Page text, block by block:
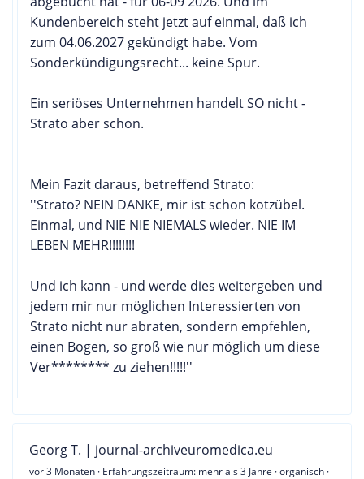
Kundenbereich steht jetzt auf einmal, daß ich
zum 04.06.2027 gekündigt habe. Vom
Sonderkündigungsrecht... keine Spur.
Ein seriöses Unternehmen handelt SO nicht -
Strato aber schon.
Mein Fazit daraus, betreffend Strato:
''Strato? NEIN DANKE, mir ist schon kotzübel.
Einmal, und NIE NIE NIEMALS wieder. NIE IM
LEBEN MEHR!!!!!!!!
Und ich kann - und werde dies weitergeben und
jedem mir nur möglichen Interessierten von
Strato nicht nur abraten, sondern empfehlen,
einen Bogen, so groß wie nur möglich um diese
Ver******** zu ziehen!!!!!''
Georg T. | journal-archiveuromedica.eu
vor 3 Monaten · Erfahrungszeitraum: mehr als 3 Jahre · organisch ·